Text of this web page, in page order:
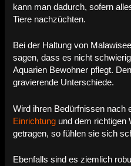
kann man dadurch, sofern
Tiere nachzüchten.
Bei der Haltung von
sagen, dass es nicht
Aquarien Bewohner pflegt.
gravierende Unterschiede.
Wird ihren Bedürfnissen nach
Einrichtung und dem richtigen
getragen, so fühlen sie sich
Ebenfalls sind es ziemlich